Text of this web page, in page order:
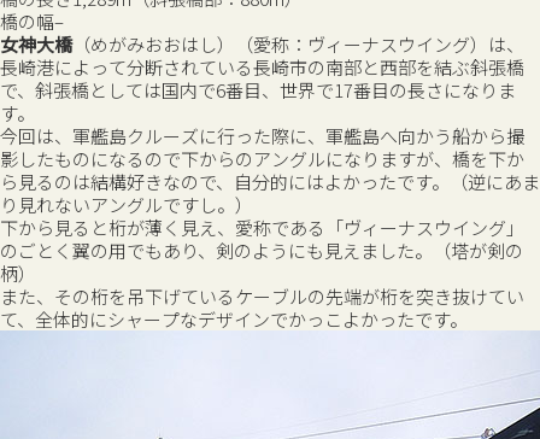
橋の幅–
女神大橋（めがみおおはし）（愛称：ヴィーナスウイング）は、
長崎港によって分断されている長崎市の南部と西部を結ぶ斜張橋
で、斜張橋としては国内で6番目、世界で17番目の長さになりま
す。
今回は、軍艦島クルーズに行った際に、軍艦島へ向かう船から撮
影したものになるので下からのアングルになりますが、橋を下か
ら見るのは結構好きなので、自分的にはよかったです。（逆にあま
り見れないアングルですし。）
下から見ると桁が薄く見え、愛称である「ヴィーナスウイング」
のごとく翼の用でもあり、剣のようにも見えました。（塔が剣の
柄）
また、その桁を吊下げているケーブルの先端が桁を突き抜けてい
て、全体的にシャープなデザインでかっこよかったです。